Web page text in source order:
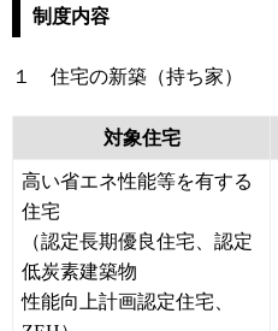
制度内容
１ 住宅の新築（持ち家）
対象住宅
高い省エネ性能等を有する
住宅
（認定長期優良住宅、認定
低炭素建築物
性能向上計画認定住宅、